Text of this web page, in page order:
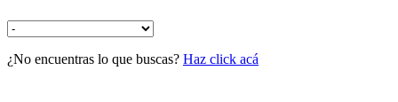
¿No encuentras lo que buscas? Haz click acá